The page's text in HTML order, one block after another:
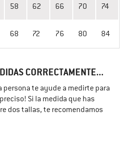
58 62 66 70 74
68 72 76 80 84
CORRECTAMENTE...
persona te ayude a medirte para
Si la medida que has
dos tallas, te recomendamos